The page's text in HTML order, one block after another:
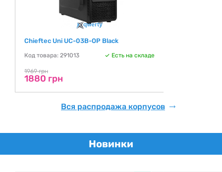
Chieftec Uni UC-03B-OP Black
Код товара: 291013 Есть на складе
1969 грн
1880 грн
Вся распродажа корпусов
Новинки